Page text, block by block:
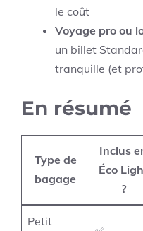
le coût
Voyage pro ou
un billet
tranquille (et
En résumé
Type de
bagage
Inclus
Éco
?
Petit